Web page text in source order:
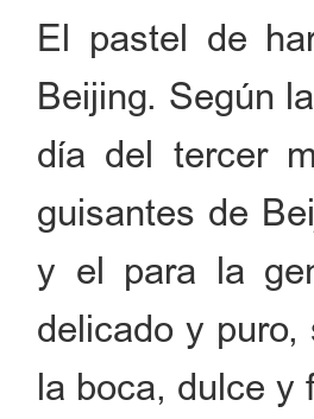
El pastel de
Beijing. Según
día del tercer
guisantes de
y el para la
delicado y
la boca, dulce y